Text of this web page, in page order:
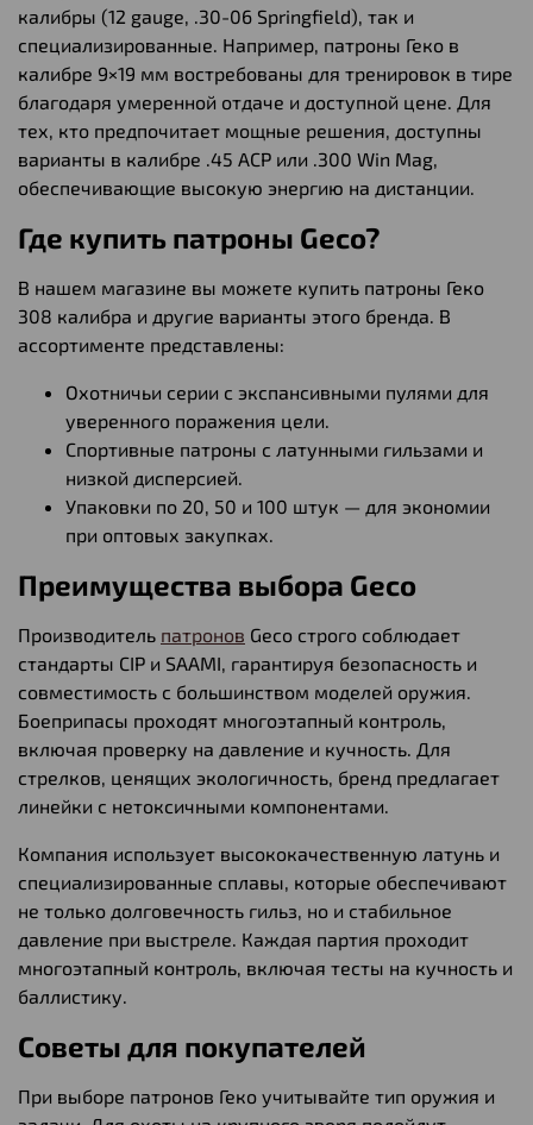
калибры (12 gauge, .30-06 Springfield), так и
специализированные. Например, патроны Геко в
калибре 9×19 мм востребованы для тренировок в тире
благодаря умеренной отдаче и доступной цене. Для
тех, кто предпочитает мощные решения, доступны
варианты в калибре .45 ACP или .300 Win Mag,
обеспечивающие высокую энергию на дистанции.
Где купить патроны Geco?
В нашем магазине вы можете купить патроны Геко
308 калибра и другие варианты этого бренда. В
ассортименте представлены:
Охотничьи серии с экспансивными пулями для
уверенного поражения цели.
Спортивные патроны с латунными гильзами и
низкой дисперсией.
Упаковки по 20, 50 и 100 штук — для экономии
при оптовых закупках.
Преимущества выбора Geco
Производитель патронов Geco строго соблюдает
стандарты CIP и SAAMI, гарантируя безопасность и
совместимость с большинством моделей оружия.
Боеприпасы проходят многоэтапный контроль,
включая проверку на давление и кучность. Для
стрелков, ценящих экологичность, бренд предлагает
линейки с нетоксичными компонентами.
Компания использует высококачественную латунь и
специализированные сплавы, которые обеспечивают
не только долговечность гильз, но и стабильное
давление при выстреле. Каждая партия проходит
многоэтапный контроль, включая тесты на кучность и
баллистику.
Советы для покупателей
При выборе патронов Геко учитывайте тип оружия и